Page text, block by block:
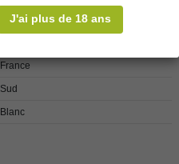
France
Sud
Blanc
J'ai plus de 18 ans